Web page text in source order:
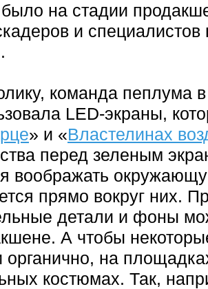
на стадии
и
команда пеплума
LED-экраны,
» и «Властелинах
перед зеленым
воображать
прямо вокруг них.
детали и фоны
А чтобы
органично, на
костюмах. Так,